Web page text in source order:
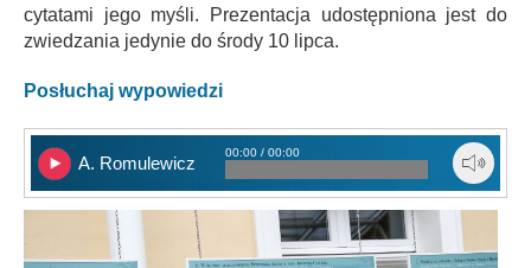
cytatami jego myśli. Prezentacja udostępniona jest do
zwiedzania jedynie do środy 10 lipca.
Posłuchaj wypowiedzi
A. Romulewicz
00:00 / 00:00